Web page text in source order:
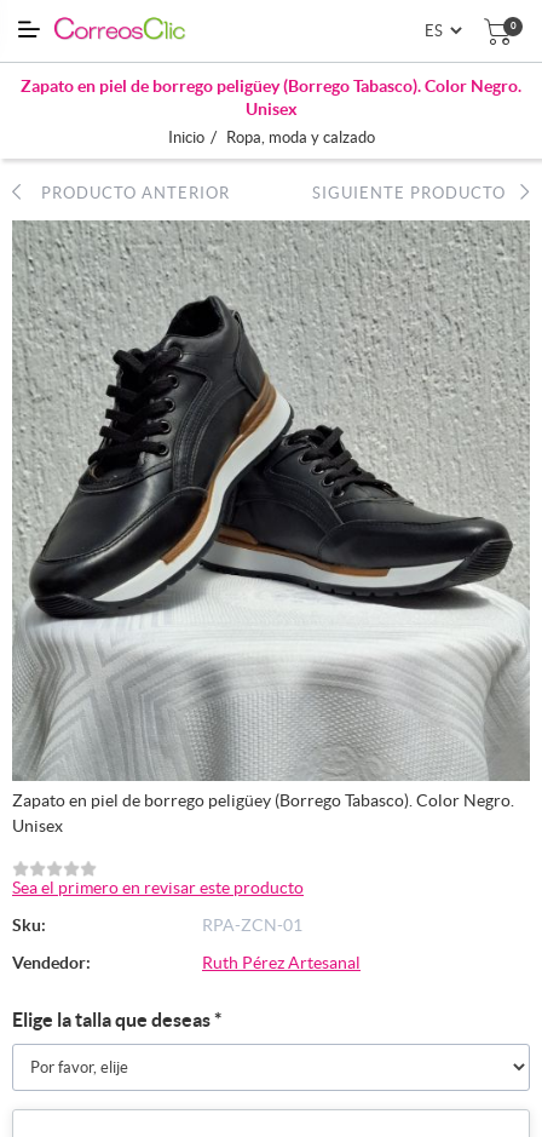
0
Zapato en piel de borrego peligüey (Borrego Tabasco). Color Negro.
Unisex
Inicio / Ropa, moda y calzado
PRODUCTO ANTERIOR SIGUIENTE PRODUCTO
Zapato en piel de borrego peligüey (Borrego Tabasco). Color Negro.
Unisex
Sea el primero en revisar este producto
Sku:
RPA-ZCN-01
Vendedor:
Ruth Pérez Artesanal
Elige la talla que deseas*